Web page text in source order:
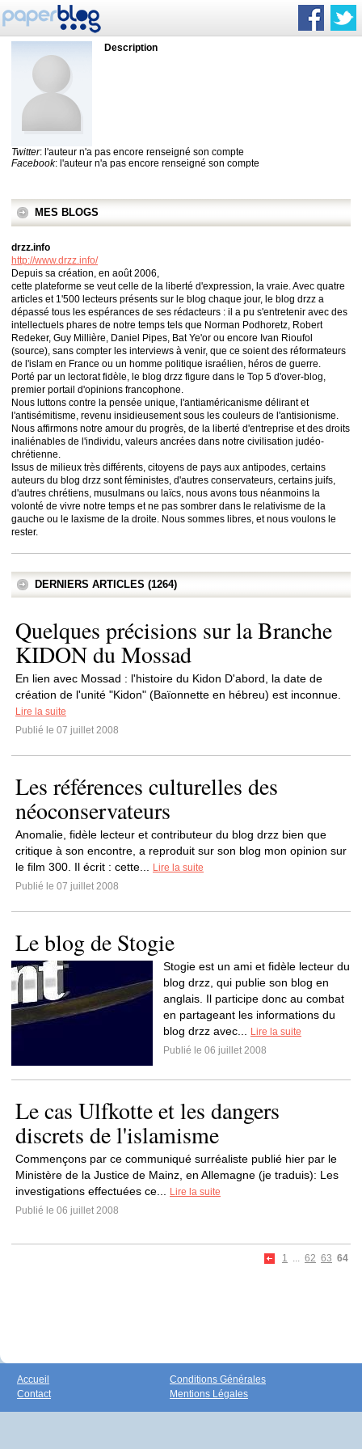
Description
Twitter: l'auteur n'a pas encore renseigné son compte
Facebook: l'auteur n'a pas encore renseigné son compte
MES BLOGS
drzz.info
http://www.drzz.info/
Depuis sa création, en août 2006,
cette plateforme se veut celle de la liberté d'expression, la vraie. Avec quatre
articles et 1'500 lecteurs présents sur le blog chaque jour, le blog drzz a
dépassé tous les espérances de ses rédacteurs : il a pu s'entretenir avec des
intellectuels phares de notre temps tels que Norman Podhoretz, Robert
Redeker, Guy Millière, Daniel Pipes, Bat Ye'or ou encore Ivan Rioufol
(source), sans compter les interviews à venir, que ce soient des réformateurs
de l'islam en France ou un homme politique israélien, héros de guerre.
Porté par un lectorat fidèle, le blog drzz figure dans le Top 5 d'over-blog,
premier portail d'opinions francophone.
Nous luttons contre la pensée unique, l'antiaméricanisme délirant et
l'antisémitisme, revenu insidieusement sous les couleurs de l'antisionisme.
Nous affirmons notre amour du progrès, de la liberté d'entreprise et des droits
inaliénables de l'individu, valeurs ancrées dans notre civilisation judéo-
chrétienne.
Issus de milieux très différents, citoyens de pays aux antipodes, certains
auteurs du blog drzz sont féministes, d'autres conservateurs, certains juifs,
d'autres chrétiens, musulmans ou laïcs, nous avons tous néanmoins la
volonté de vivre notre temps et ne pas sombrer dans le relativisme de la
gauche ou le laxisme de la droite. Nous sommes libres, et nous voulons le
rester.
DERNIERS ARTICLES (1264)
Quelques précisions sur la Branche
KIDON du Mossad
En lien avec Mossad : l'histoire du Kidon D'abord, la date de
création de l'unité "Kidon" (Baïonnette en hébreu) est inconnue.
Lire la suite
Publié le 07 juillet 2008
Les références culturelles des
néoconservateurs
Anomalie, fidèle lecteur et contributeur du blog drzz bien que
critique à son encontre, a reproduit sur son blog mon opinion sur
le film 300. Il écrit : cette...
Lire la suite
Publié le 07 juillet 2008
Le blog de Stogie
Stogie est un ami et fidèle lecteur du
blog drzz, qui publie son blog en
anglais. Il participe donc au combat
en partageant les informations du
blog drzz avec...
Lire la suite
Publié le 06 juillet 2008
Le cas Ulfkotte et les dangers
discrets de l'islamisme
Commençons par ce communiqué surréaliste publié hier par le
Ministère de la Justice de Mainz, en Allemagne (je traduis): Les
investigations effectuées ce...
Lire la suite
Publié le 06 juillet 2008
1 ... 62 63 64
Accueil
Contact
Conditions Générales
Mentions Légales